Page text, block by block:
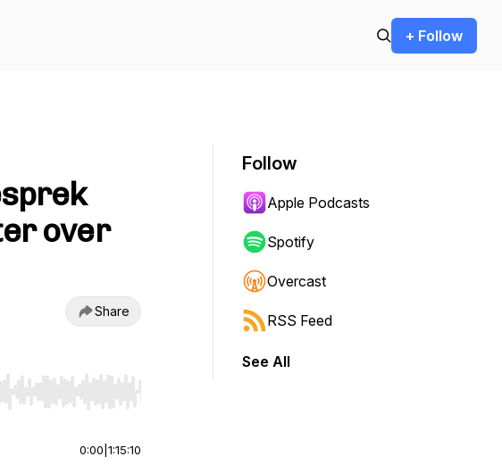
+ Follow
over
Share
to start or end. Hold shift to jump forward or backward.
0:00 1:15:10
Follow
Apple Podcasts
Spotify
Overcast
RSS Feed
See All